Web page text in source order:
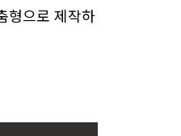
형으로 제작하